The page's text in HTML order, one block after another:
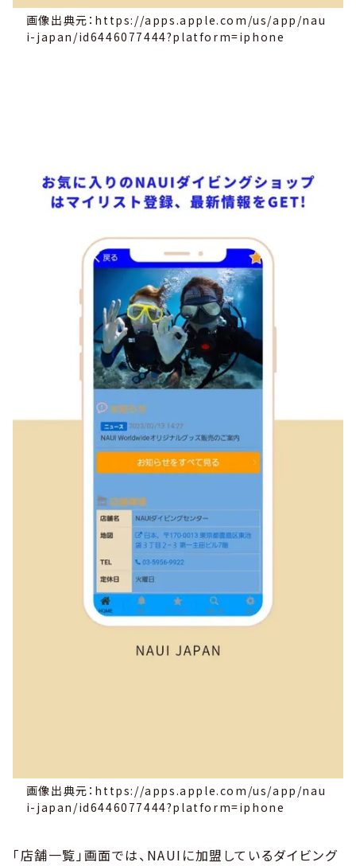
画像出典元：https://apps.apple.com/us/app/nau
i-japan/id6446077444?platform=iphone
画像出典元：https://apps.apple.com/us/app/nau
i-japan/id6446077444?platform=iphone
「店舗一覧」画面では、NAUIに加盟しているダイビング